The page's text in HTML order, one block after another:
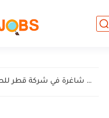
وظائف شاغرة في شركة إنيرميك (EnerMech) في قطر